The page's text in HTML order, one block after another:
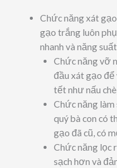
Chức năng xát
gạo trắng luôn
nhanh và năng
Chức năng vỡ
đầu xát gạo để
tết như nấu
Chức năng làm
quý bà con có
gạo đã cũ, có
Chức năng lọc
sạch hơn và